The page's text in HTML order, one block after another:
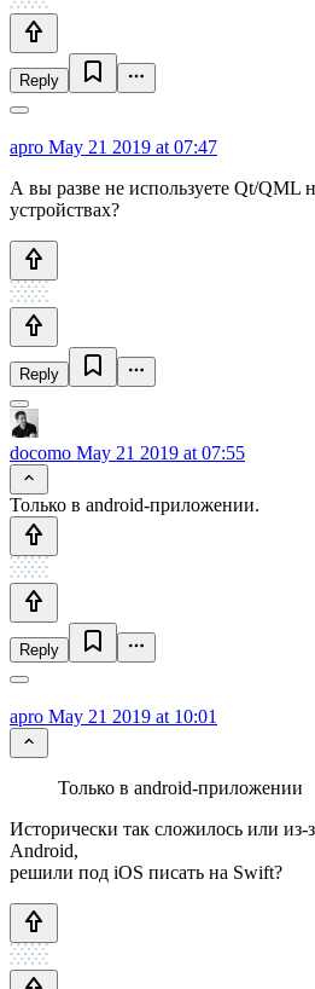
Reply
apro May 21 2019 at 07:47
А вы разве не используете Qt/QML
устройствах?
Reply
docomo May 21 2019 at 07:55
Только в android-приложении.
Reply
apro May 21 2019 at 10:01
Только в android-приложении
Исторически так сложилось или из-
Android,
решили под iOS писать на Swift?